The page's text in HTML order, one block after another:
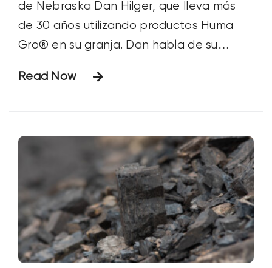
de Nebraska Dan Hilger, que lleva más
de 30 años utilizando productos Huma
Gro® en su granja. Dan habla de su
palomitas de maíz, de su enfoque para
Read Now